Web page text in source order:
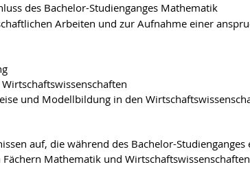
des Bachelor-Studienganges Mathematik
Arbeiten und zur Aufnahme einer
und Modellbildung in den
auf, die während des Bachelor-
Mathematik und